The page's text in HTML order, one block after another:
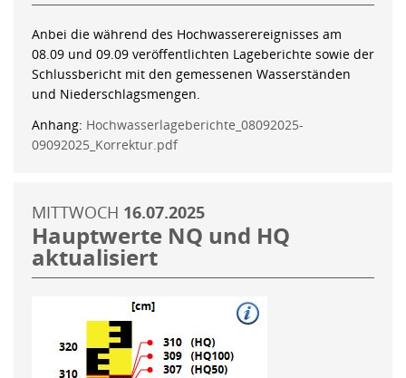
Anbei die während des Hochwasserereignisses am
08.09 und 09.09 veröffentlichten Lageberichte sowie der
Schlussbericht mit den gemessenen Wasserständen
und Niederschlagsmengen.
Anhang: Hochwasserlageberichte_08092025-
09092025_Korrektur.pdf
MITTWOCH 16.07.2025
Hauptwerte NQ und HQ
aktualisiert